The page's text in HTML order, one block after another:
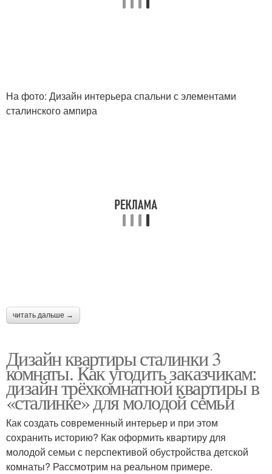
На фото: Дизайн интерьера спальни с элементами
сталинского ампира
читать дальше →
Дизайн квартиры сталинки 3
комнаты. Как угодить заказчикам:
дизайн трёхкомнатной квартиры в
«сталинке» для молодой семьи
Как создать современный интерьер и при этом
сохранить историю? Как оформить квартиру для
молодой семьи с перспективой обустройства детской
комнаты? Рассмотрим на реальном примере.